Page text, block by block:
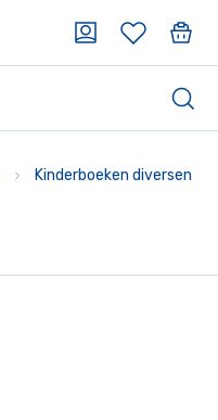
Kinderboeken diversen